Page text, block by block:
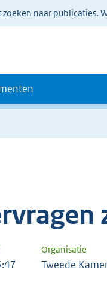
naar publicaties.
Organisatie
Tweede